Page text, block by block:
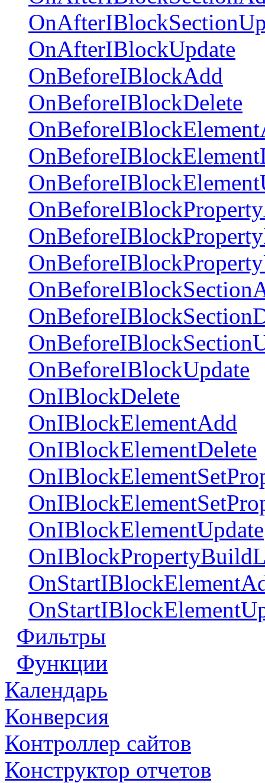
OnAfterIBlockUpdate
OnBeforeIBlockAdd
OnBeforeIBlockDelete
OnBeforeIBlockUpdate
OnIBlockDelete
OnIBlockElementAdd
OnIBlockElementDelete
OnIBlockElementUpdate
Фильтры
Функции
Календарь
Конверсия
Контроллер сайтов
Конструктор отчетов